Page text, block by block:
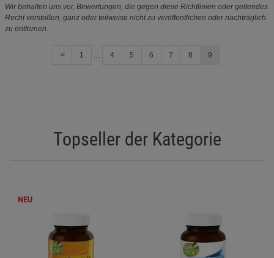
Wir behalten uns vor, Bewertungen, die gegen diese Richtlinien oder geltendes
Recht verstoßen, ganz oder teilweise nicht zu veröffentlichen oder nachträglich
zu entfernen.
< 1 4 5 6 7 8 9
Topseller der Kategorie
NEU